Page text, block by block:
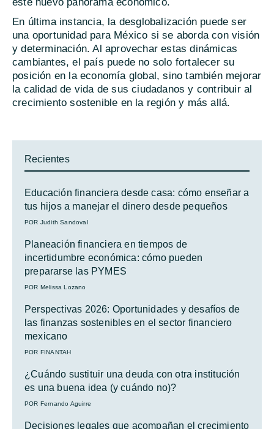
En última instancia, la desglobalización puede ser
una oportunidad para México si se aborda con visión
y determinación. Al aprovechar estas dinámicas
cambiantes, el país puede no solo fortalecer su
posición en la economía global, sino también mejorar
la calidad de vida de sus ciudadanos y contribuir al
crecimiento sostenible en la región y más allá.
Recientes
Educación financiera desde casa: cómo enseñar a
tus hijos a manejar el dinero desde pequeños
POR Judith Sandoval
Planeación financiera en tiempos de
incertidumbre económica: cómo pueden
prepararse las PYMES
POR Melissa Lozano
Perspectivas 2026: Oportunidades y desafíos de
las finanzas sostenibles en el sector financiero
mexicano
POR FINANTAH
¿Cuándo sustituir una deuda con otra institución
es una buena idea (y cuándo no)?
POR Fernando Aguirre
Decisiones legales que acompañan el crecimiento